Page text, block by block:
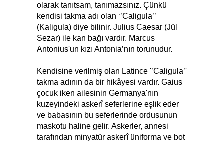
olarak tanıtsam, tanımazsınız. Çünkü
kendisi takma adı olan ‘’Caligula’’
(Kaligula) diye bilinir. Julius Caesar (Jül
Sezar) ile kan bağı vardır. Marcus
Antonius'un kızı Antonia’nın torunudur.
Kendisine verilmiş olan Latince '’Caligula’'
takma adının da bir hikâyesi vardır. Gaius
çocuk iken ailesinin Germanya'nın
kuzeyindeki askerî seferlerine eşlik eder
ve babasının bu seferlerinde ordusunun
maskotu haline gelir. Askerler, annesi
tarafından minyatür askerî üniforma ve bot